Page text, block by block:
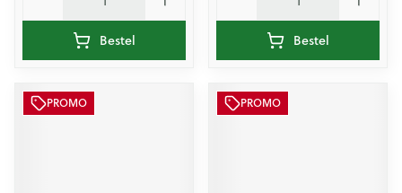
Bestel Bestel
PROMO PROMO